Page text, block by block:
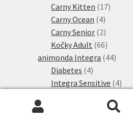
Carny Kitten 1717
Carny Ocean 44
produkty
Carny Senior 22
produkty
Kočky Adult 6666
produktů
animonda Integra 4444
Diabetes 44
produkty
Integra Sensitive 44
produkty
44